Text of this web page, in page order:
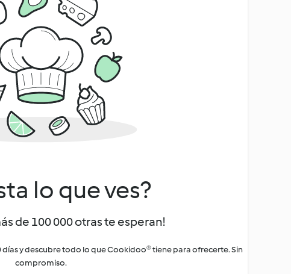
lo que ves?
de 100 000 otras te esperan!
y descubre todo lo que Cookidoo® tiene para ofrecerte. Sin
compromiso.